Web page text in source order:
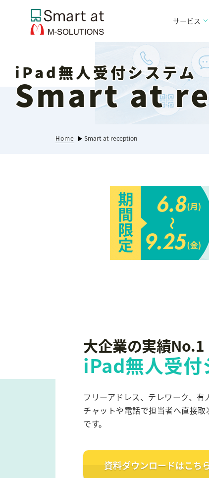
サービス
iPad無人受付システム
Smart at
Home Smart at reception
大企業の実績No.1
iPad無人受付
フリーアドレス、テレワーク、有
チャットや電話で担当者へ直接
です。
資料ダウンロードはこち